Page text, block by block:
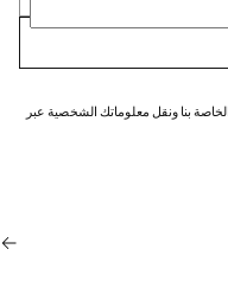
الخاصة بنا ونقل معلوماتك الشخصية عبر